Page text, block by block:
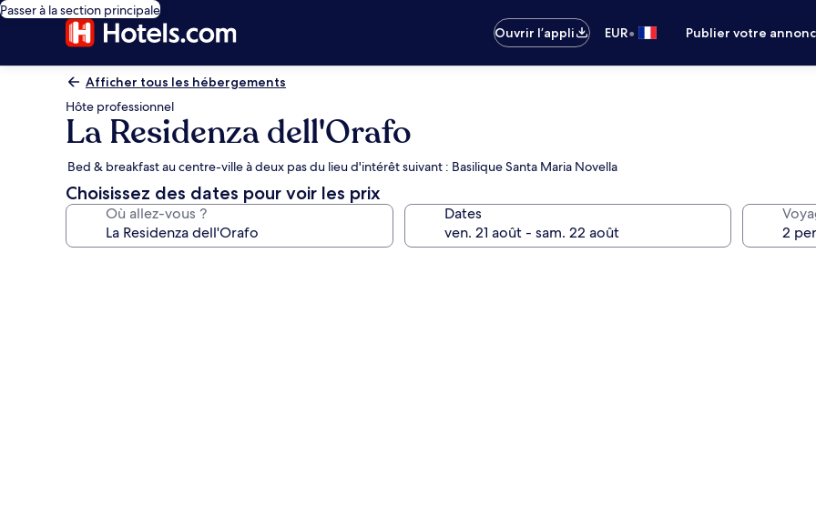
Passer à la section principale
Ouvrir l’appli
EUR• Publier votre
Afficher tous les hébergements
Hôte professionnel
La Residenza dell'Orafo
Bed & breakfast au centre-ville à deux pas du lieu d'intérêt suivant : Basilique Santa Maria Novella
Choisissez des dates pour voir les prix
Où allez-vous ? Dates